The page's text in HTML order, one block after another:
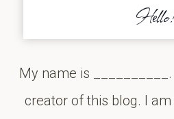
Hello!
My name is
creator of this blog. I